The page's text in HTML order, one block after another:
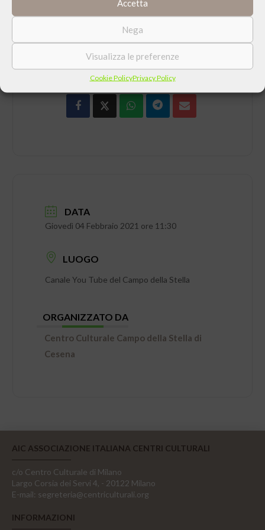
Accetta
Nega
Visualizza le preferenze
Cookie PolicyPrivacy Policy
CONDIVIDI QUESTO EVENTO
DATA
Giovedì 04 Febbraio 2021 ore 11:30
LUOGO
Canale You Tube del Campo della Stella
ORGANIZZATO DA
Centro Culturale Campo della Stella di
Cesena
AIC ASSOCIAZIONE ITALIANA CENTRI CULTURALI
c/o Centro Culturale di Milano
Largo Corsia dei Servi 4, - 20122 Milano
E-mail: segreteria@centriculturali.org
INFORMAZIONI